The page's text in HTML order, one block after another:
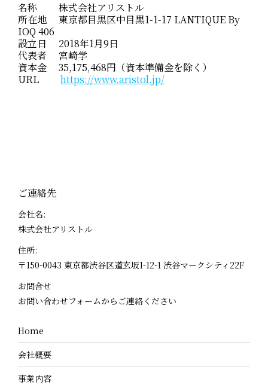
名称 株式会社アリストル
所在地 東京都目黒区中目黒1-1-17 LANTIQUE By
IOQ 406
設立日 2018年1月9日
代表者 宮崎学
資本金 35,175,468円（資本準備金を除く）
URL https://www.aristol.jp/
ご連絡先
会社名:
株式会社アリストル
住所:
〒150-0043 東京都渋谷区道玄坂1-12-1 渋谷マークシティ22F
お問合せ
お問い合わせフォームからご連絡ください
Home
会社概要
事業内容